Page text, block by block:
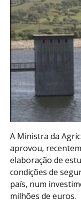
A Ministra da
aprovou,
elaboração de
condições de
país, num
milhões de euros.